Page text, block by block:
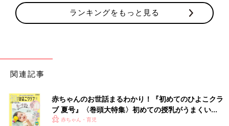
ランキングをもっと見る
関連記事
赤ちゃんのお世話まるわかり！『初めてのひよこクラ
ブ 夏号』〈巻頭大特集〉初めての授乳がうまくい
く！ おっぱい・ミルクの基本と夏のトラブル 解決テ
赤ちゃん・育児